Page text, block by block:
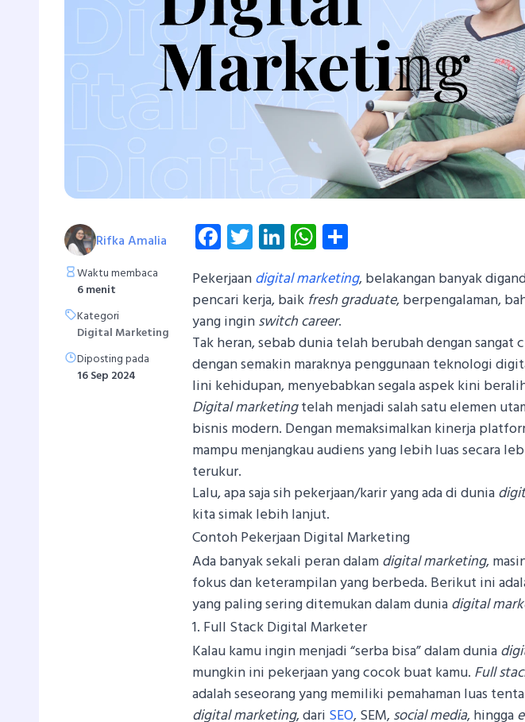
Rifka Amalia
Waktu membaca
6 menit
Kategori
Digital Marketing
Diposting pada
16 Sep 2024
Facebook
Twitter
LinkedInWhatsApp
Pekerjaandigital marketing, belakangan banyak
pencari kerja, baik fresh graduate, berpengalaman,
yang inginswitch career.
Tak heran, sebab dunia telah berubah dengan sangat
dengan semakin maraknya penggunaan teknologi
lini kehidupan, menyebabkan segala aspek kini
Digital marketingtelah menjadi salah satu elemen
bisnis modern. Dengan memaksimalkan kinerja
mampu menjangkau audiens yang lebih luas secara
terukur.
Lalu, apa saja sih pekerjaan/karir yang ada di dunia
kita simak lebih lanjut.
Contoh Pekerjaan Digital Marketing
Ada banyak sekali peran dalamdigital marketing,
fokus dan keterampilan yang berbeda. Berikut ini
yang paling sering ditemukan dalam duniadigital
1. Full Stack Digital Marketer
Kalau kamu ingin menjadi “serba bisa” dalam dunia
mungkin ini pekerjaan yang cocok buat kamu. Full
adalah seseorang yang memiliki pemahaman luas
digital marketing, dari SEO, SEM,social media, hingga